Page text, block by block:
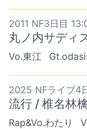
2011 NF3日目
丸ノ内サディ
Vo.東江
2025 NFライブ4
流行 / 椎名林
Rap&Vo.わたり